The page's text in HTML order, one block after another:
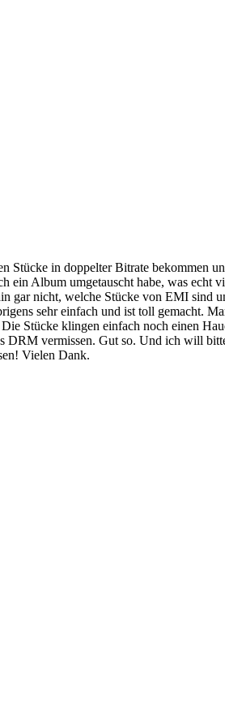
Stücke in doppelter Bitrate bekommen
Album umgetauscht habe, was echt
gar nicht, welche Stücke von EMI sind
sehr einfach und ist toll gemacht.
Stücke klingen einfach noch einen
DRM vermissen. Gut so. Und ich will
Vielen Dank.